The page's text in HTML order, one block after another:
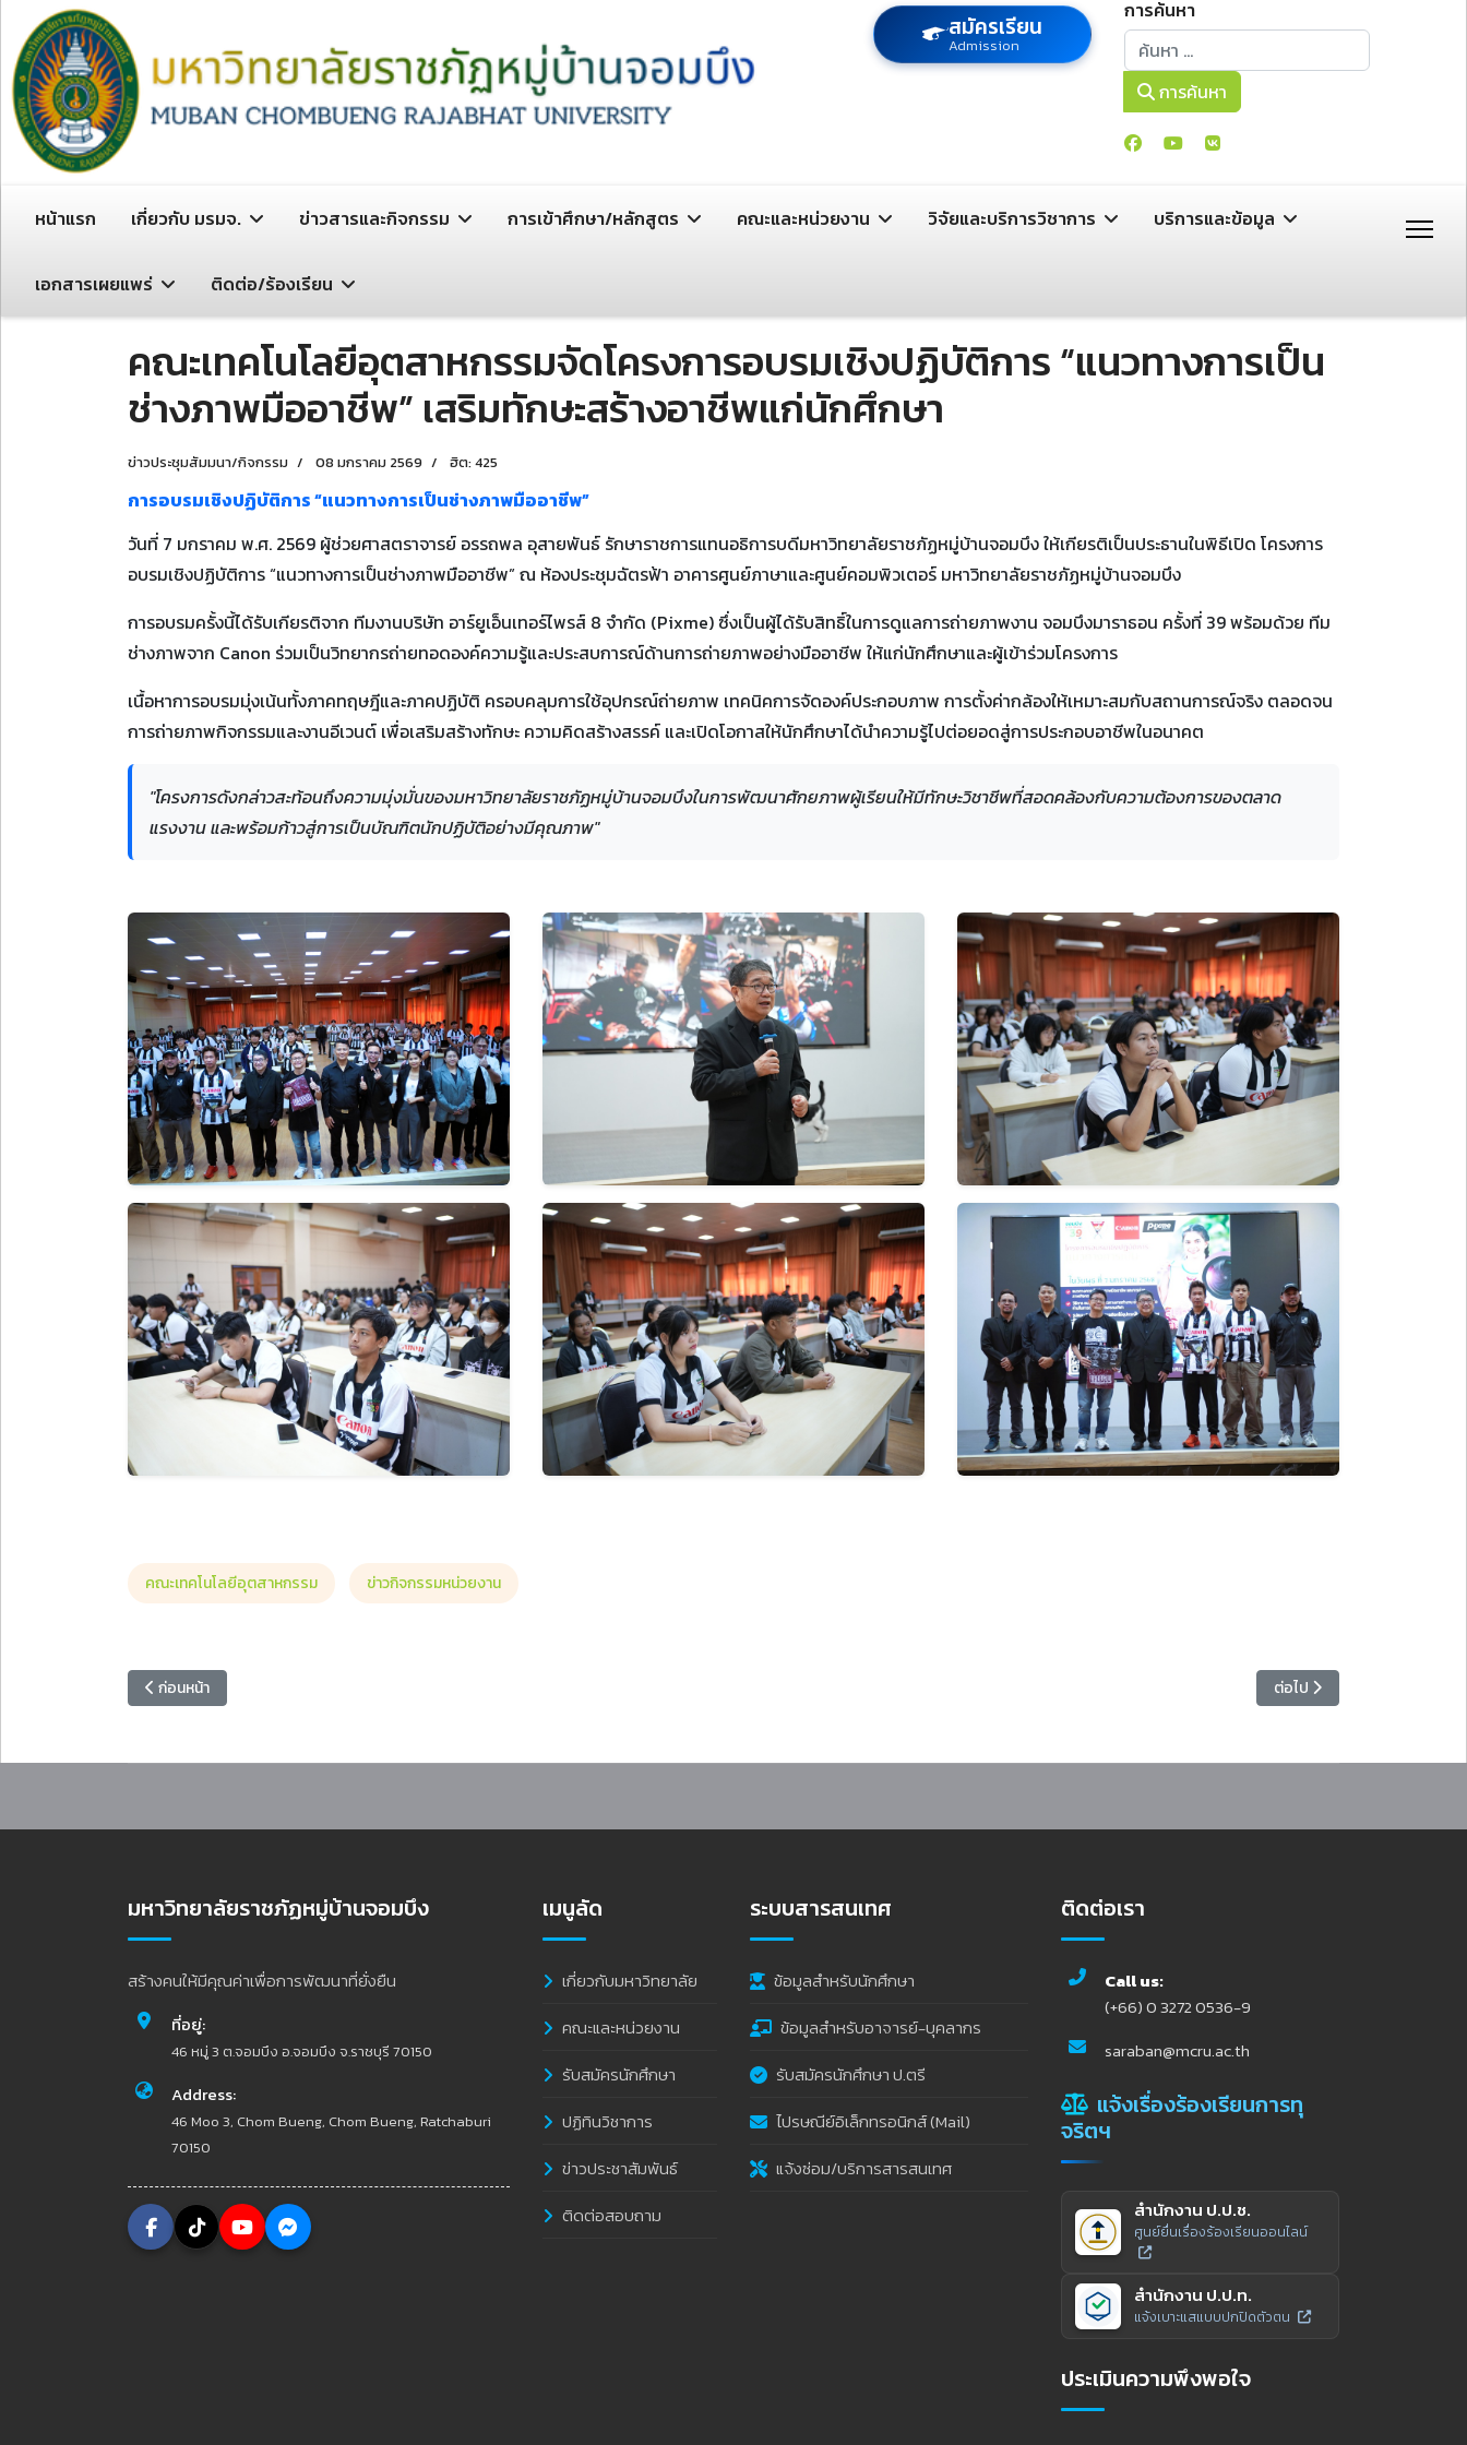
สมัครเรียน
Admission
การค้นหา
การค้นหา
การค้นหา
หน้าแรก เกี่ยวกับ มรมจ. ข่าวสารและกิจกรรม การเข้าศึกษา/หลักสูตร คณะและหน่วยงาน วิจัยและบริการวิชาการ บริการและข้อมูล
เอกสารเผยแพร่ ติดต่อ/ร้องเรียน
คณะเทคโนโลยีอุตสาหกรรมจัดโครงการอบรมเชิงปฏิบัติการ “แนวทางการเป็น
ช่างภาพมืออาชีพ” เสริมทักษะสร้างอาชีพแก่นักศึกษา
ข่าวประชุมสัมมนา/กิจกรรม 08 มกราคม 2569 ฮิต: 425
การอบรมเชิงปฏิบัติการ “แนวทางการเป็นช่างภาพมืออาชีพ”
วันที่ 7 มกราคม พ.ศ. 2569 ผู้ช่วยศาสตราจารย์ อรรถพล อุสายพันธ์ รักษาราชการแทนอธิการบดีมหาวิทยาลัยราชภัฏหมู่บ้านจอมบึง ให้เกียรติเป็นประธานในพิธีเปิด โครงการ
อบรมเชิงปฏิบัติการ “แนวทางการเป็นช่างภาพมืออาชีพ” ณ ห้องประชุมฉัตรฟ้า อาคารศูนย์ภาษาและศูนย์คอมพิวเตอร์ มหาวิทยาลัยราชภัฏหมู่บ้านจอมบึง
การอบรมครั้งนี้ได้รับเกียรติจาก ทีมงานบริษัท อาร์ยูเอ็นเทอร์ไพรส์ 8 จำกัด (Pixme) ซึ่งเป็นผู้ได้รับสิทธิ์ในการดูแลการถ่ายภาพงาน จอมบึงมาราธอน ครั้งที่ 39 พร้อมด้วย ทีม
ช่างภาพจาก Canon ร่วมเป็นวิทยากรถ่ายทอดองค์ความรู้และประสบการณ์ด้านการถ่ายภาพอย่างมืออาชีพ ให้แก่นักศึกษาและผู้เข้าร่วมโครงการ
เนื้อหาการอบรมมุ่งเน้นทั้งภาคทฤษฎีและภาคปฏิบัติ ครอบคลุมการใช้อุปกรณ์ถ่ายภาพ เทคนิคการจัดองค์ประกอบภาพ การตั้งค่ากล้องให้เหมาะสมกับสถานการณ์จริง ตลอดจน
การถ่ายภาพกิจกรรมและงานอีเวนต์ เพื่อเสริมสร้างทักษะ ความคิดสร้างสรรค์ และเปิดโอกาสให้นักศึกษาได้นำความรู้ไปต่อยอดสู่การประกอบอาชีพในอนาคต
"โครงการดังกล่าวสะท้อนถึงความมุ่งมั่นของมหาวิทยาลัยราชภัฏหมู่บ้านจอมบึงในการพัฒนาศักยภาพผู้เรียนให้มีทักษะวิชาชีพที่สอดคล้องกับความต้องการของตลาด
แรงงาน และพร้อมก้าวสู่การเป็นบัณฑิตนักปฏิบัติอย่างมีคุณภาพ"
คณะเทคโนโลยีอุตสาหกรรม ข่าวกิจกรรมหน่วยงาน
เนื้อหาก่อนหน้า: รองอธิการบดี ร่วมแลกเปลี่ยนเรียนรู้แนวทางประกันคุณภาพการศึกษา ตามเกณฑ์ AUN-QA Version 4.0
ก่อนหน้า เนื้อหาถัดไป: สำนักวิทยบริกา
ต่อไป
มหาวิทยาลัยราชภัฏหมู่บ้านจอมบึง
สร้างคนให้มีคุณค่าเพื่อการพัฒนาที่ยั่งยืน
ที่อยู่:
46 หมู่ 3 ต.จอมบึง อ.จอมบึง จ.ราชบุรี 70150
Address:
46 Moo 3, Chom Bueng, Chom Bueng, Ratchaburi
70150
เมนูลัด
เกี่ยวกับมหาวิทยาลัย
คณะและหน่วยงาน
รับสมัครนักศึกษา
ปฏิทินวิชาการ
ข่าวประชาสัมพันธ์
ติดต่อสอบถาม
ระบบสารสนเทศ
ข้อมูลสำหรับนักศึกษา
ข้อมูลสำหรับอาจารย์-บุคลากร
รับสมัครนักศึกษา ป.ตรี
ไปรษณีย์อิเล็กทรอนิกส์ (Mail)
แจ้งซ่อม/บริการสารสนเทศ
ติดต่อเรา
Call us:
(+66) 0 3272 0536-9
saraban@mcru.ac.th
แจ้งเรื่องร้องเรียนการทุ
จริตฯ
สำนักงาน ป.ป.ช.
ศูนย์ยื่นเรื่องร้องเรียนออนไลน์
สำนักงาน ป.ป.ท.
แจ้งเบาะแสแบบปกปิดตัวตน
ประเมินความพึงพอใจ